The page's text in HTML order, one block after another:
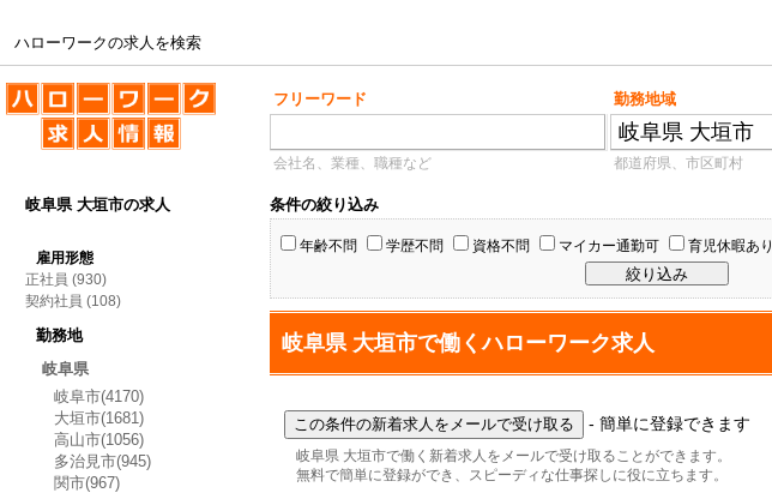
ハローワークの求人を検索
ハローワークの求人を検索 フリーワード 勤務地域
会社名、業種、職種など 都道府県、市区町村
岐阜県 大垣市の求人
雇用形態
正社員 (930)
契約社員 (108)
勤務地
岐阜県
岐阜市(4170)
大垣市(1681)
高山市(1056)
多治見市(945)
関市(967)
条件の絞り込み
年齢不問 学歴不問 資格不問 マイカー通勤可 育児休暇あり
岐阜県 大垣市で働くハローワーク求人
- 簡単に登録できます
岐阜県 大垣市で働く新着求人をメールで受け取ることができます。
無料で簡単に登録ができ、スピーディな仕事探しに役に立ちます。